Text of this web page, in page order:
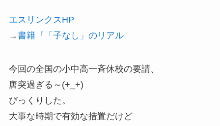
エスリンクスHP
→書籍『「子なし」のリアル
今回の全国の小中高一斉休校の要請、
唐突過ぎる～(+_+)
びっくりした。
大事な時期で有効な措置だけど